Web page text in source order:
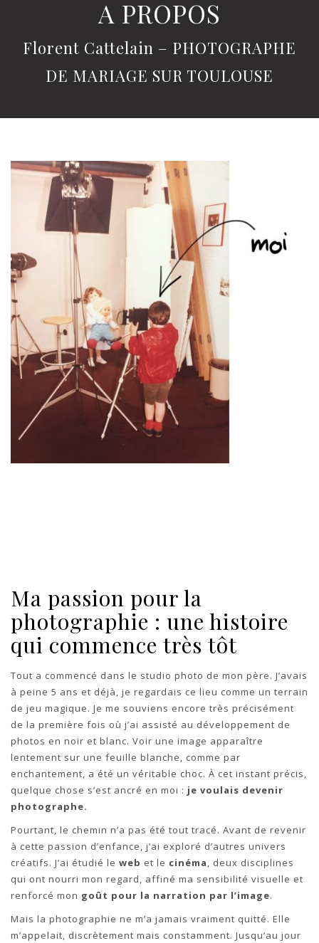
A PROPOS
Florent Cattelain – PHOTOGRAPHE
DE MARIAGE SUR TOULOUSE
Ma passion pour la
photographie : une histoire
qui commence très tôt
Tout a commencé dans le studio photo de mon père. J’avais
à peine 5 ans et déjà, je regardais ce lieu comme un terrain
de jeu magique. Je me souviens encore très précisément
de la première fois où j’ai assisté au développement de
photos en noir et blanc. Voir une image apparaître
lentement sur une feuille blanche, comme par
enchantement, a été un véritable choc. À cet instant précis,
quelque chose s’est ancré en moi : je voulais devenir
photographe.
Pourtant, le chemin n’a pas été tout tracé. Avant de revenir
à cette passion d’enfance, j’ai exploré d’autres univers
créatifs. J’ai étudié le web et le cinéma, deux disciplines
qui ont nourri mon regard, affiné ma sensibilité visuelle et
renforcé mon goût pour la narration par l’image.
Mais la photographie ne m’a jamais vraiment quitté. Elle
m’appelait, discrètement mais constamment. Jusqu’au jour